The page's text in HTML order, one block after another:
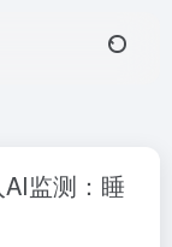
监测：睡